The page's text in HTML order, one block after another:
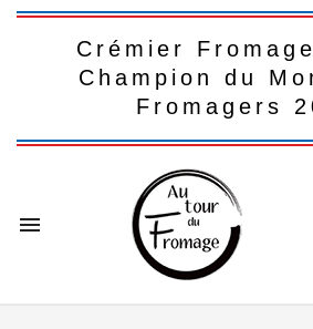
Crémier
Champion du
Fromagers
